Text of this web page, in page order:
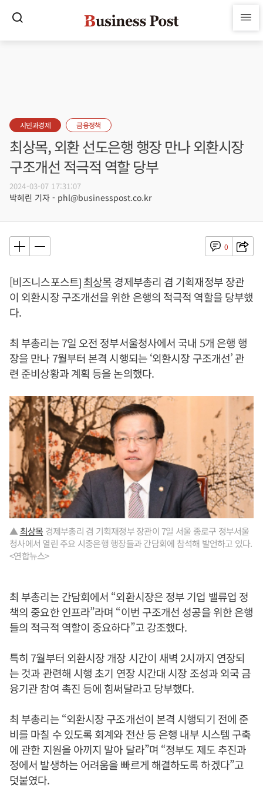
시민과경제 금융정책
최상목, 외환 선도은행 행장 만나 외환시장
구조개선 적극적 역할 당부
2024-03-07 17:31:07
박혜린 기자 - phl@businesspost.co.kr
0
[비즈니스포스트]최상목경제부총리 겸 기획재정부 장관
이 외환시장 구조개선을 위한 은행의 적극적 역할을 당부했
다.
최 부총리는 7일 오전 정부서울청사에서 국내 5개 은행 행
장을 만나 7월부터 본격 시행되는 ‘외환시장 구조개선’ 관
련 준비상황과 계획 등을 논의했다.
▲ 최상목 경제부총리 겸 기획재정부 장관이 7일 서울 종로구 정부서울
청사에서 열린 주요 시중은행 행장들과 간담회에 참석해 발언하고 있다.
<연합뉴스>
최 부총리는 간담회에서 “외환시장은 정부 기업 밸류업 정
책의 중요한 인프라”라며 “이번 구조개선 성공을 위한 은행
들의 적극적 역할이 중요하다”고 강조했다.
특히 7월부터 외환시장 개장 시간이 새벽 2시까지 연장되
는 것과 관련해 시행 초기 연장 시간대 시장 조성과 외국 금
융기관 참여 촉진 등에 힘써달라고 당부했다.
최 부총리는 “외환시장 구조개선이 본격 시행되기 전에 준
비를 마칠 수 있도록 회계와 전산 등 은행 내부 시스템 구축
에 관한 지원을 아끼지 말아 달라”며 “정부도 제도 추진과
정에서 발생하는 어려움을 빠르게 해결하도록 하겠다”고
덧붙였다.